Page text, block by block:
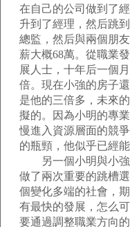
在自己的公司做到了
升到了經理，然后跳
總監，然后與兩個朋
薪大概68萬。從職業
展人士，十年后一個
倍。現在小強的房子
是他的三倍多，未來
擬的。因為小明的專
慢進入資源層面的競
的瓶頸，他似乎已經
另一個小明與小強
做了兩次重要的跳槽
個變化多端的社會，
有最快的發展，怎么
要通過調整職業方向